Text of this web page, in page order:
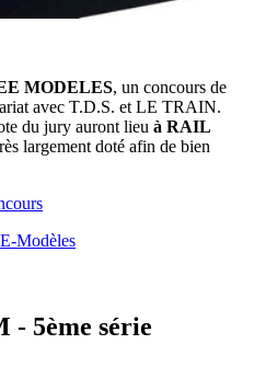
MODELES, un concours de
avec T.D.S. et LE TRAIN.
du jury auront lieu à RAIL
largement doté afin de bien
Modèles
- 5ème série